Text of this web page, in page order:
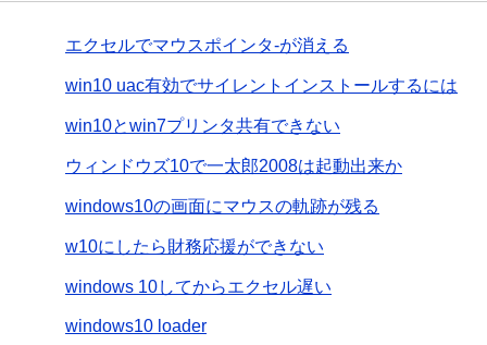
エクセルでマウスポインタ-が消える
win10 uac有効でサイレントインストールするには
win10とwin7プリンタ共有できない
ウィンドウズ10で一太郎2008は起動出来か
windows10の画面にマウスの軌跡が残る
w10にしたら財務応援ができない
windows 10してからエクセル遅い
windows10 loader